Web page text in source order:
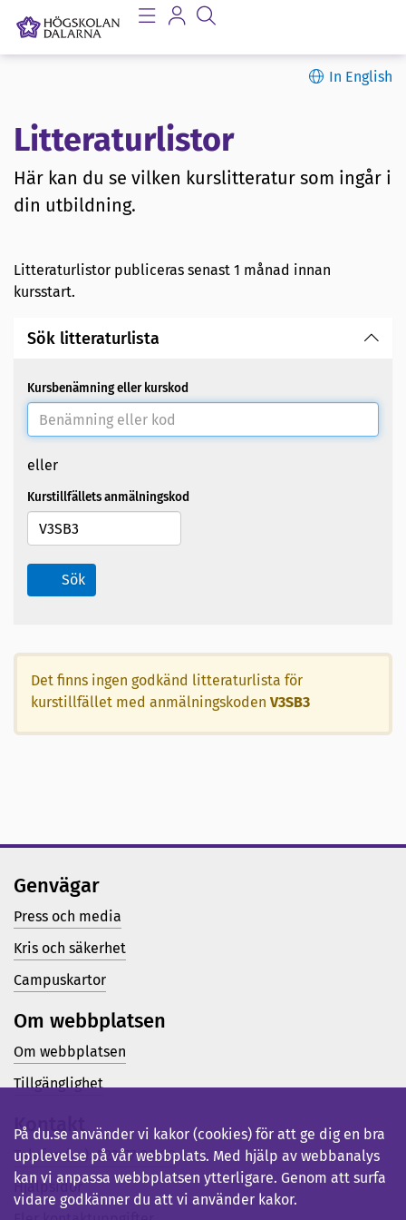
In English
Litteraturlistor
Här kan du se vilken kurslitteratur som ingår i
din utbildning.
Litteraturlistor publiceras senast 1 månad innan
kursstart.
Sök litteraturlista
Kursbenämning eller kurskod
eller
Kurstillfällets anmälningskod
Sök
Det finns ingen godkänd litteraturlista för
kurstillfället med anmälningskoden V3SB3
Genvägar
Press och media
Kris och säkerhet
Campuskartor
Om webbplatsen
Om webbplatsen
Tillgänglighet
Kontakt
Telefon (vx): 023-77 80 00
Hjälpsidor
På du.se använder vi kakor (cookies) för att ge dig en bra
upplevelse på vår webbplats. Med hjälp av webbanalys
kan vi anpassa webbplatsen ytterligare. Genom att surfa
vidare godkänner du att vi använder kakor.